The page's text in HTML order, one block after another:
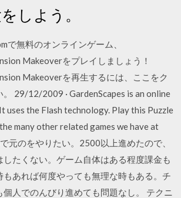
しよう。
で無料のオンラインゲーム、
Makeoverをプレイしましょう！
Makeoverを再生するには、ここをク
29/12/2009 · GardenScapes is an online
uses the Flash technology. Play this Puzzle
many other related games we have at
元のをやりたい。2500以上進めたので、
たくない。ゲーム自体はある程度課金も
もあれば何度やっても無理な時もある。チ
人でのんびり進めても問題なし。 テクニ